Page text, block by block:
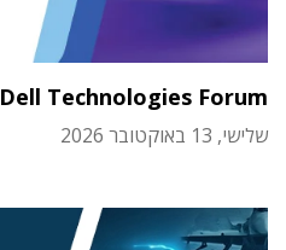
Dell Technologies Forum
שלישי, 13 באוקטובר 2026